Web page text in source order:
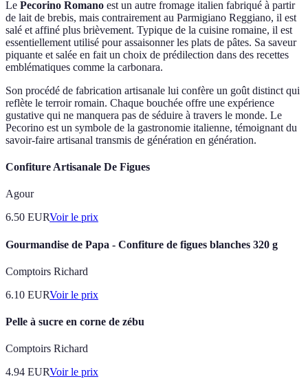
Le Pecorino Romano est un autre fromage italien fabriqué à partir
de lait de brebis, mais contrairement au Parmigiano Reggiano, il est
salé et affiné plus brièvement. Typique de la cuisine romaine, il est
essentiellement utilisé pour assaisonner les plats de pâtes. Sa saveur
piquante et salée en fait un choix de prédilection dans des recettes
emblématiques comme la carbonara.
Son procédé de fabrication artisanale lui confère un goût distinct qui
reflète le terroir romain. Chaque bouchée offre une expérience
gustative qui ne manquera pas de séduire à travers le monde. Le
Pecorino est un symbole de la gastronomie italienne, témoignant du
savoir-faire artisanal transmis de génération en génération.
Confiture Artisanale De Figues
Agour
6.50 EURVoir le prix
Gourmandise de Papa - Confiture de figues blanches 320 g
Comptoirs Richard
6.10 EURVoir le prix
Pelle à sucre en corne de zébu
Comptoirs Richard
4.94 EURVoir le prix